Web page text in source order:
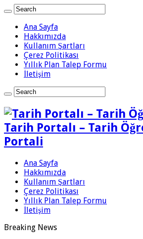
Ana Sayfa
Hakkımızda
Kullanım Şartları
Çerez Politikası
Yıllık Plan Talep Formu
İletişim
Tarih Portalı – Tarih
Portali
Ana Sayfa
Hakkımızda
Kullanım Şartları
Çerez Politikası
Yıllık Plan Talep Formu
İletişim
Breaking News